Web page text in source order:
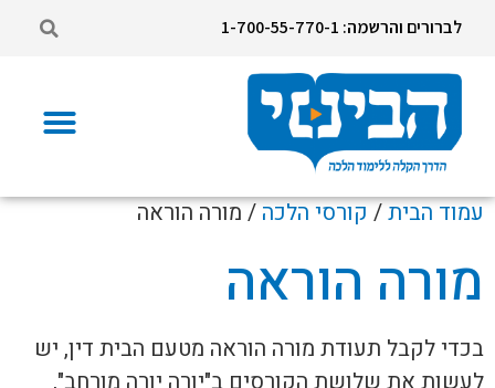
לברורים והרשמה: 1-700-55-770-1
עמוד הבית/קורסי הלכה/ מורה הוראה
מורה הוראה
בכדי לקבל תעודת מורה הוראה מטעם הבית דין, יש